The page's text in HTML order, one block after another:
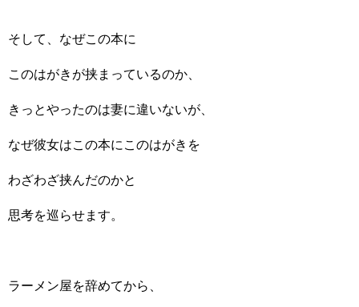
そして、なぜこの本に
このはがきが挟まっているのか、
きっとやったのは妻に違いないが、
なぜ彼女はこの本にこのはがきを
わざわざ挟んだのかと
思考を巡らせます。
ラーメン屋を辞めてから、